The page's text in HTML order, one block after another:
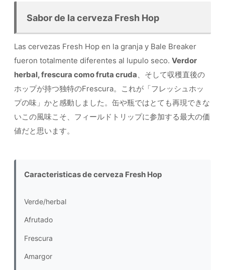
Sabor de la cerveza Fresh Hop
Las cervezas Fresh Hop en la granja y Bale Breaker
fueron totalmente diferentes al lupulo seco. Verdor
herbal, frescura como fruta cruda、そして収穫直後の
ホップが持つ独特のFrescura。これが「フレッシュホッ
プの味」かと感動しました。缶や瓶ではとても再現できな
いこの風味こそ、フィールドトリップに参加する最大の価
値だと思います。
Caracteristicas de cerveza Fresh Hop
Verde/herbal
Afrutado
Frescura
Amargor